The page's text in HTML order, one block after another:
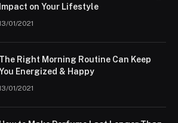
Impact on Your Lifestyle
01/2021
The Right Morning Routine Can Keep
Energized & Happy
01/2021